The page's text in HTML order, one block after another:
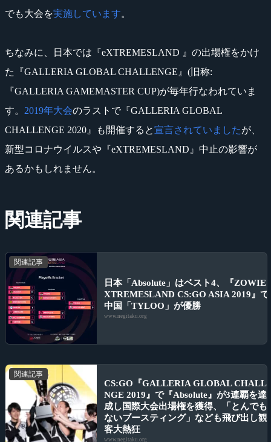
でも大会を実施しています。
ちなみに、日本では『eXTREMESLAND 』の出場権をかけ
た『GALLERIA GLOBAL CHALLENGE』(旧称:
『GALLERIA GAMEMASTER CUP)が毎年行なわれていま
す。 2019年大会のラストで『GALLERIA GLOBAL
CHALLENGE 2020』も開催すると宣言されていましたが、
新型コロナウイルスや『eXTREMESLAND』中止の影響が
あるかもしれません。
関連記事
関連記事
日本「Absolute」はベスト4、『ZOWIE
XTREMESLAND CS:GO ASIA 2019』で
中国「TYLOO」が優勝
www.negitaku.org
関連記事
CS:GO『GALLERIA GLOBAL
NGE 2019』で『Absolute』が3連覇を達
成し国際大会出場権を獲得、「とんでも
ないブースティング」なども飛び出し観
客大熱狂
www.negitaku.org